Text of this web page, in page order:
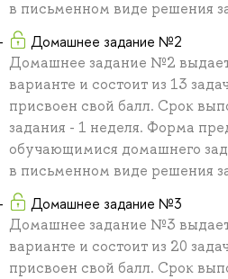
в письменном виде решения
Домашнее задание №2
Домашнее задание №2
варианте и состоит из 13
присвоен свой балл. Срок
задания - 1 неделя. Форма
обучающимися домашнего
в письменном виде решения
Домашнее задание №3
Домашнее задание №3
варианте и состоит из 20
присвоен свой балл. Срок